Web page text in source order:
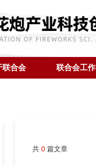
联合会 联合会工作
共 0 篇文章